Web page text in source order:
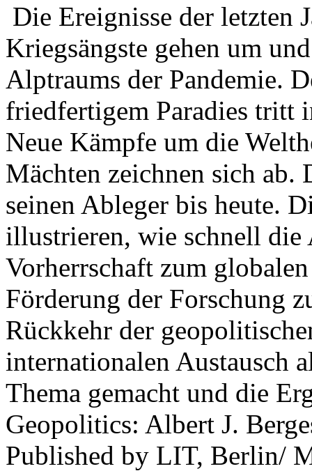
Die Ereignisse der letzten
Kriegsängste gehen um
Alptraums der Pandemie.
friedfertigem Paradies tritt
Neue Kämpfe um die
Mächten zeichnen sich
seinen Ableger bis heute.
illustrieren, wie schnell die
Vorherrschaft zum
Förderung der Forschung
Rückkehr der
internationalen Austausch
Thema gemacht und die
Geopolitics: Albert J.
Published by LIT, Berlin/